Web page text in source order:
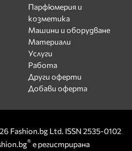
Парфюмерия и
козметика
Машини и оборудване
Материали
Услуги
Работа
Други оферти
Добави оферта
Fashion.bg Ltd. ISSN 2535-0102
® е регистрирана